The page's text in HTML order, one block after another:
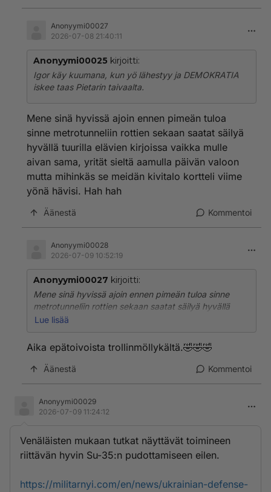
Anonyymi00027
2026-07-08 21:40:11
Anonyymi00025 kirjoitti:
Igor käy kuumana, kun yö lähestyy ja DEMOKRATIA
iskee taas Pietarin taivaalta.
Mene sinä hyvissä ajoin ennen pimeän tuloa
sinne metrotunneliin rottien sekaan saatat säilyä
hyvällä tuurilla elävien kirjoissa vaikka mulle
aivan sama, yrität sieltä aamulla päivän valoon
mutta mihinkäs se meidän kivitalo kortteli viime
yönä hävisi. Hah hah
Äänestä Kommentoi
Anonyymi00028
2026-07-09 10:52:19
Anonyymi00027 kirjoitti:
Mene sinä hyvissä ajoin ennen pimeän tuloa sinne
metrotunneliin rottien sekaan saatat säilyä hyvällä
tuurilla elävien kirjoissa vaikka mulle aivan sama, yrität
kivitalo kortteli viime yönä hävisi. Hah hah
Lue lisää
Aika epätoivoista trollinmöllykältä.🤣🤣🤣
Äänestä Kommentoi
Anonyymi00029
2026-07-09 11:24:12
Venäläisten mukaan tutkat näyttävät toimineen
riittävän hyvin Su-35:n pudottamiseen eilen.
https://militarnyi.com/en/news/ukrainian-defense-